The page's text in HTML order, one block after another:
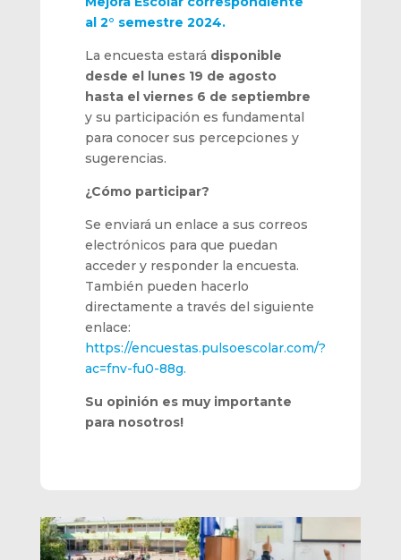
al 2° semestre 2024.
La encuesta estará disponible
desde el lunes 19 de agosto
hasta el viernes 6 de septiembre
y su participación es fundamental
para conocer sus percepciones y
sugerencias.
¿Cómo participar?
Se enviará un enlace a sus correos
electrónicos para que puedan
acceder y responder la encuesta.
También pueden hacerlo
directamente a través del siguiente
enlace:
https://encuestas.pulsoescolar.com/?
ac=fnv-fu0-88g.
Su opinión es muy importante
para nosotros!